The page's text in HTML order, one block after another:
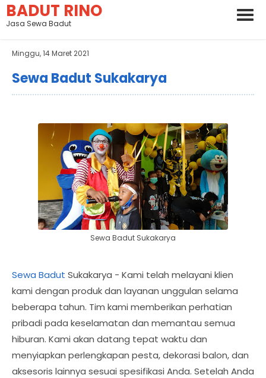
BADUT RINO
Jasa Sewa Badut
Minggu, 14 Maret 2021
Sewa Badut Sukakarya
Sewa Badut Sukakarya
Sewa Badut Sukakarya - Kami telah melayani klien
kami dengan produk dan layanan unggulan selama
beberapa tahun. Tim kami memberikan perhatian
pribadi pada keselamatan dan memantau semua
hiburan. Kami akan datang tepat waktu dan
menyiapkan perlengkapan pesta, dekorasi balon, dan
aksesoris lainnya sesuai spesifikasi Anda. Setelah Anda